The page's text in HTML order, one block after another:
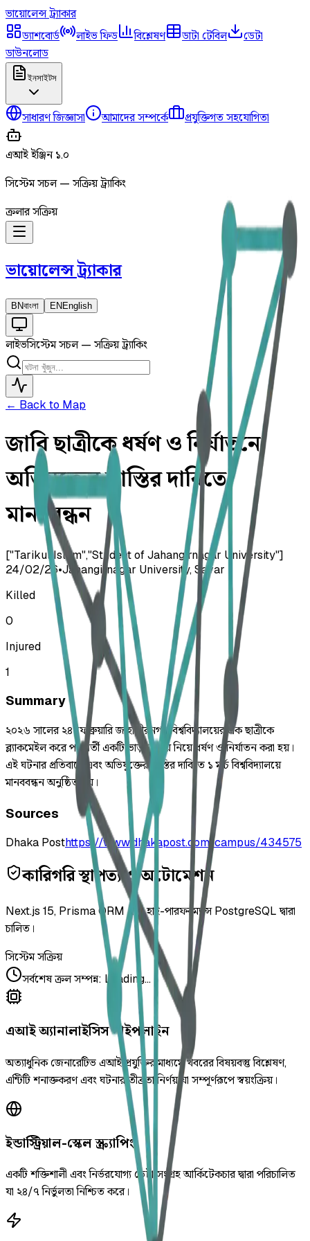
ভায়োলেন্সট্র্যাকার
ড্যাশবোর্ড
লাইভ ফিড বিশ্লেষণ ডাটা টেবিল
ডেটা
ডাউনলোড
ইনসাইটস
সাধারণ জিজ্ঞাসা আমাদের সম্পর্কে প্রযুক্তিগত সহযোগিতা
এআই ইঞ্জিন ১.০
সিস্টেম সচল — সক্রিয় ট্র্যাকিং
ক্রলার সক্রিয়
ভায়োলেন্সট্র্যাকার
BNবাংলা EN English
লাইভসিস্টেম সচল — সক্রিয় ট্র্যাকিং
← Back to Map
জাবি ছাত্রীকে ধর্ষণ ও নির্যাতনে
অভিযুক্তের শাস্তির দাবিতে
মানববন্ধন
["Tarikul Islam","Student of Jahangirnagar University"]
24/02/26•Jahangirnagar University, Savar
Killed
0
Injured
1
Summary
২০২৬ সালের ২৪ ফেব্রুয়ারি জাহাঙ্গীরনগর বিশ্ববিদ্যালয়ের এক ছাত্রীকে
ব্ল্যাকমেইল করে পার্শ্ববর্তী একটি ভাড়া বাসায় নিয়ে ধর্ষণ ও নির্যাতন করা হয়।
এই ঘটনার প্রতিবাদে এবং অভিযুক্তের শাস্তির দাবিতে ১ মার্চ বিশ্ববিদ্যালয়ে
মানববন্ধন অনুষ্ঠিত হয়।
Sources
Dhaka Posthttps://www.dhakapost.com/campus/434575
কারিগরি স্থাপত্য ও অটোমেশন
Next.js 15, Prisma ORM এবং হাই-পারফরম্যান্স PostgreSQL দ্বারা
চালিত।
সিস্টেম সক্রিয়
সর্বশেষ ক্রল সম্পন্ন: Loading...
এআই অ্যানালাইসিস পাইপলাইন
অত্যাধুনিক জেনারেটিভ এআই প্রযুক্তির মাধ্যমে খবরের বিষয়বস্তু বিশ্লেষণ,
এন্টিটি শনাক্তকরণ এবং ঘটনার তীব্রতা নির্ণয় যা সম্পূর্ণরূপে স্বয়ংক্রিয়।
ইন্ডাস্ট্রিয়াল-স্কেল স্ক্র্যাপিং
একটি শক্তিশালী এবং নির্ভরযোগ্য ডেটা সংগ্রহ আর্কিটেকচার দ্বারা পরিচালিত
যা ২৪/৭ নির্ভুলতা নিশ্চিত করে।